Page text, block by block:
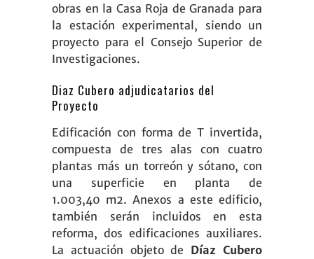
obras en la Casa Roja de Granada para
la estación experimental, siendo un
proyecto para el Consejo Superior de
Investigaciones.
Diaz Cubero adjudicatarios del
Proyecto
Edificación con forma de T invertida,
compuesta de tres alas con cuatro
plantas más un torreón y sótano, con
una superficie en planta de
1.003,40 m2. Anexos a este edificio,
también serán incluidos en esta
reforma, dos edificaciones auxiliares.
La actuación objeto de Díaz Cubero